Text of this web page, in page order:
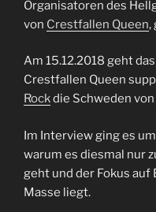
Organisatoren des
von Crestfallen Queen,
Am 15.12.2018 geht
Crestfallen Queen
Rockdie Schweden von
Im Interview ging es
warum es diesmal nur
geht und der Fokus
Masse liegt.